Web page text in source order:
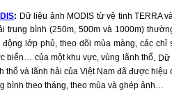
: Dữ liệu ảnh MODIS từ vệ tinh TERRA
trung bình (250m, 500m và 1000m)
lớp phủ, theo dõi mùa màng, các chỉ
biển… của một khu vực, vùng lãnh thổ. Dữ
thổ và lãnh hải của Việt Nam đã được hiệu
bình theo tháng, theo mùa và ghép ảnh…